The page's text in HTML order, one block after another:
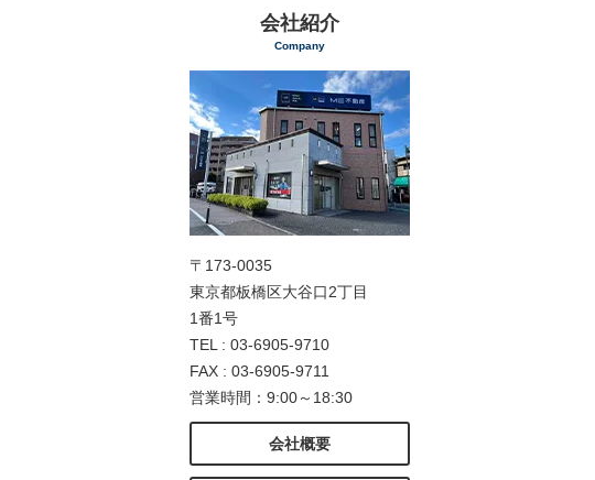
会社紹介
Company
〒173-0035
東京都板橋区大谷口2丁目
1番1号
TEL : 03-6905-9710
FAX : 03-6905-9711
営業時間：9:00～18:30
会社概要